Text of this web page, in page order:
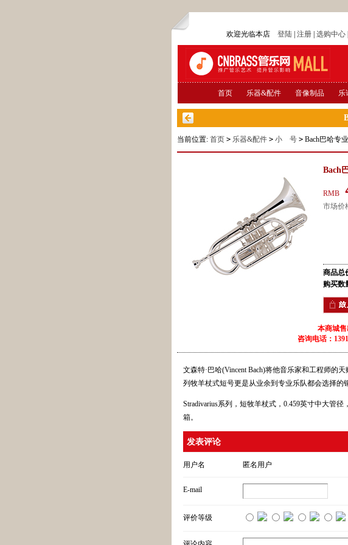
欢迎光临本店 登陆| 注册| 选购中心|
首页 乐器&配件 音像制品 乐
当前位置: 首页 > 乐器&配件 > 小 号 > Bach巴哈专
Bach
RMB
市场价
商品总
购买数
本商城售
咨询电话：
文森特·巴哈(Vincent Bach)将他音乐家和工程师的
列牧羊杖式短号更是从业余到专业乐队都会选择的
Stradivarius系列，短牧羊杖式，0.459英寸中大管
箱。
发表评论
用户名 匿名用户
E-mail
评价等级